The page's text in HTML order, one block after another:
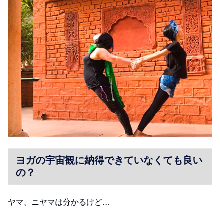
ヨガの宇宙観に納得できていなくても良い
の？
ヤマ、ニヤマは分かるけど…